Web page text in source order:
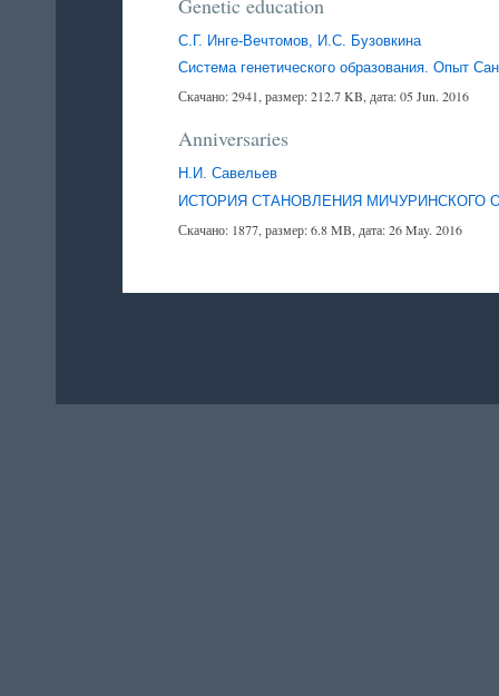
С.Г. Инге-Вечтомов, И.С. Бузовкина
Система генетического образования. Опыт
Скачано: 2941, размер: 212.7 KB, дата: 05 Jun. 2016
Anniversaries
Н.И. Савельев
ИСТОРИЯ СТАНОВЛЕНИЯ МИЧУРИНСКОГО
Скачано: 1877, размер: 6.8 MB, дата: 26 May. 2016